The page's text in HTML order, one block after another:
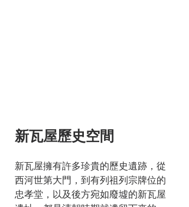
新瓦屋歷史空間
新瓦屋擁有許多珍貴的歷史遺跡，從
西河世第大門，到有列祖列宗牌位的
忠孝堂，以及後方宛如廢墟的新瓦屋